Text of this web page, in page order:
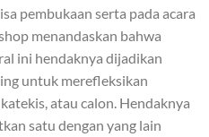
pembukaan serta pada acara
menandaskan bahwa
ini hendaknya dijadikan
untuk merefleksikan
atau calon. Hendaknya
satu dengan yang lain